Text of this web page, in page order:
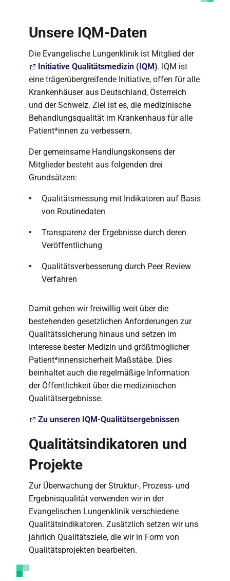
Unsere IQM-Daten
Die Evangelische Lungenklinik ist Mitglied der
Initiative Qualitätsmedizin (IQM). IQM ist
eine trägerübergreifende Initiative, offen für alle
Krankenhäuser aus Deutschland, Österreich
und der Schweiz. Ziel ist es, die medizinische
Behandlungsqualität im Krankenhaus für alle
Patient*innen zu verbessern.
Der gemeinsame Handlungskonsens der
Mitglieder besteht aus folgenden drei
Grundsätzen:
Qualitätsmessung mit Indikatoren auf Basis
von Routinedaten
Transparenz der Ergebnisse durch deren
Veröffentlichung
Qualitätsverbesserung durch Peer Review
Verfahren
Damit gehen wir freiwillig weit über die
bestehenden gesetzlichen Anforderungen zur
Qualitätssicherung hinaus und setzen im
Interesse bester Medizin und größtmöglicher
Patient*innensicherheit Maßstäbe. Dies
beinhaltet auch die regelmäßige Information
der Öffentlichkeit über die medizinischen
Qualitätsergebnisse.
Zu unseren IQM-Qualitätsergebnissen
Qualitätsindikatoren und
Projekte
Zur Überwachung der Struktur-, Prozess- und
Ergebnisqualität verwenden wir in der
Evangelischen Lungenklinik verschiedene
Qualitätsindikatoren. Zusätzlich setzen wir uns
jährlich Qualitätsziele, die wir in Form von
Qualitätsprojekten bearbeiten.